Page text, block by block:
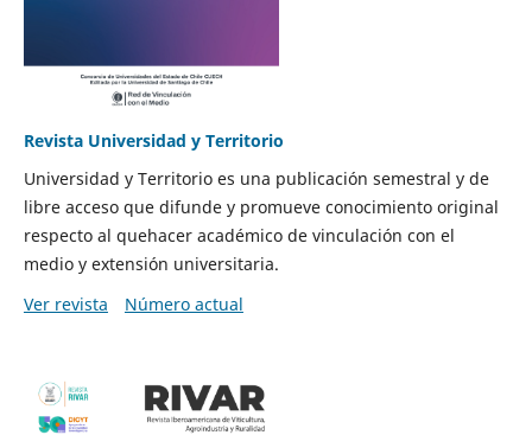
Revista Universidad y Territorio
Universidad y Territorio es una publicación semestral y de
libre acceso que difunde y promueve conocimiento original
respecto al quehacer académico de vinculación con el
medio y extensión universitaria.
Ver revista
Número actual